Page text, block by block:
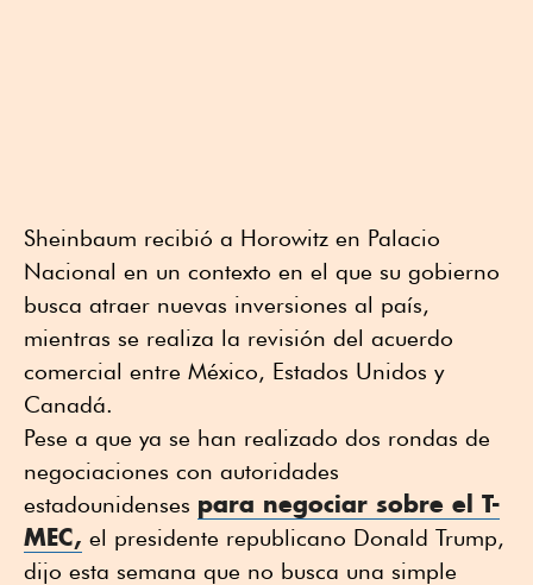
Sheinbaum recibió a Horowitz en Palacio
Nacional en un contexto en el que su gobierno
busca atraer nuevas inversiones al país,
mientras se realiza la revisión del acuerdo
comercial entre México, Estados Unidos y
Canadá.
Pese a que ya se han realizado dos rondas de
negociaciones con autoridades
estadounidenses para negociar sobre el T-
MEC, el presidente republicano Donald Trump,
dijo esta semana que no busca una simple